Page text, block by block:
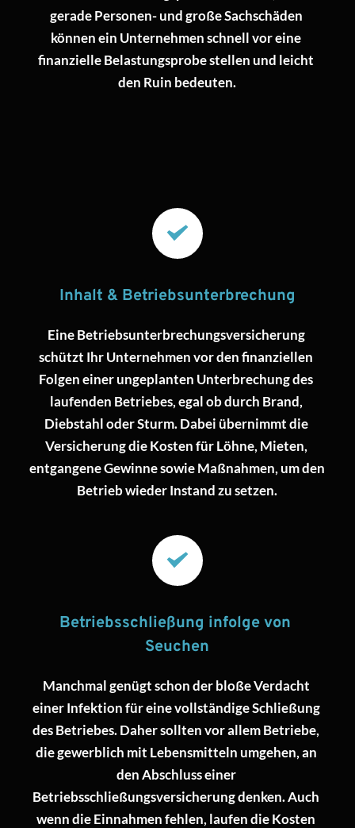
gerade Personen- und große Sachschäden
können ein Unternehmen schnell vor eine
finanzielle Belastungsprobe stellen und leicht
den Ruin bedeuten.
Inhalt & Betriebsunterbrechung
Eine Betriebsunterbrechungsversicherung
schützt Ihr Unternehmen vor den finanziellen
Folgen einer ungeplanten Unterbrechung des
laufenden Betriebes, egal ob durch Brand,
Diebstahl oder Sturm. Dabei übernimmt die
Versicherung die Kosten für Löhne, Mieten,
entgangene Gewinne sowie Maßnahmen, um den
Betrieb wieder Instand zu setzen.
Betriebsschließung infolge von
Seuchen
Manchmal genügt schon der bloße Verdacht
einer Infektion für eine vollständige Schließung
des Betriebes. Daher sollten vor allem Betriebe,
die gewerblich mit Lebensmitteln umgehen, an
den Abschluss einer
Betriebsschließungsversicherung denken. Auch
wenn die Einnahmen fehlen, laufen die Kosten